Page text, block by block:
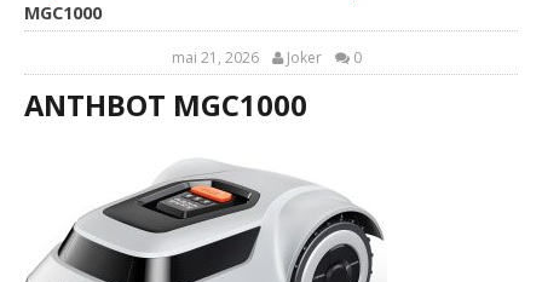
MGC1000
mai 21, 2026 Joker 0
ANTHBOT MGC1000